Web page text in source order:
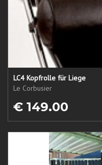
LC4 Kopfrolle für Liege
Le Corbusier
€ 149.00